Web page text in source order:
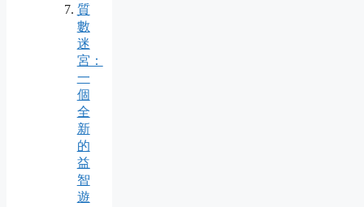
質
數
迷
宮：
一
個
全
新
的
益
智
遊